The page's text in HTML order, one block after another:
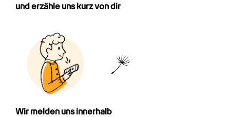
und erzähle uns kurz von dir
Wir melden uns innerhalb